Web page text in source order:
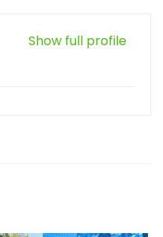
Show full profile